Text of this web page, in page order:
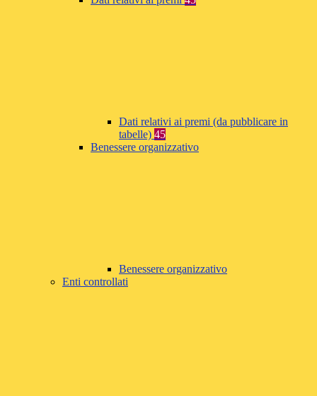
Dati relativi ai premi (da pubblicare in
tabelle) 45
Benessere organizzativo
Benessere organizzativo
Enti controllati